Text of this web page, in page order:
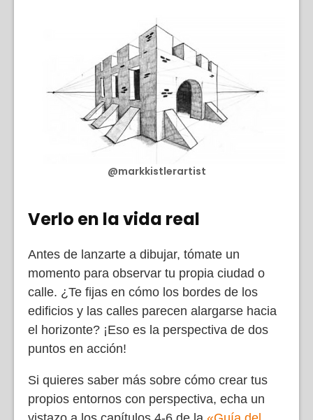
@markkistlerartist
Verlo en la vida real
Antes de lanzarte a dibujar, tómate un
momento para observar tu propia ciudad o
calle. ¿Te fijas en cómo los bordes de los
edificios y las calles parecen alargarse hacia
el horizonte? ¡Eso es la perspectiva de dos
puntos en acción!
Si quieres saber más sobre cómo crear tus
propios entornos con perspectiva, echa un